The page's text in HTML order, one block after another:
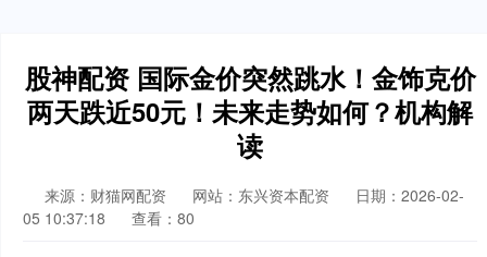
股神配资 国际金价突然跳水！金饰克价
两天跌近50元！未来走势如何？机构解
读
来源：财猫网配资 网站：东兴资本配资
日期：2026-02-
05 10:37:18
查看：80